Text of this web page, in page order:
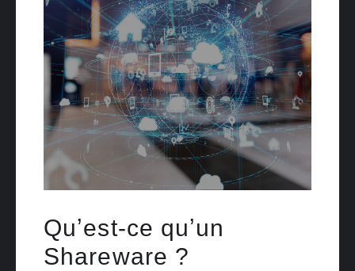
Quʼest-ce quʼun
Shareware ?